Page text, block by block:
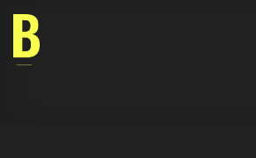
Skip
content